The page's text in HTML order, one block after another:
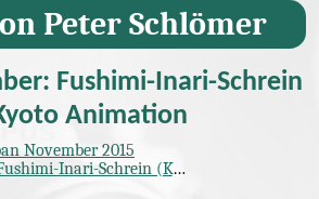
Peter Schlömer
Fushimi-Inari-Schrein
Animation
November 2015
Schrein (Kyōto), Uji, Kyoto Animation